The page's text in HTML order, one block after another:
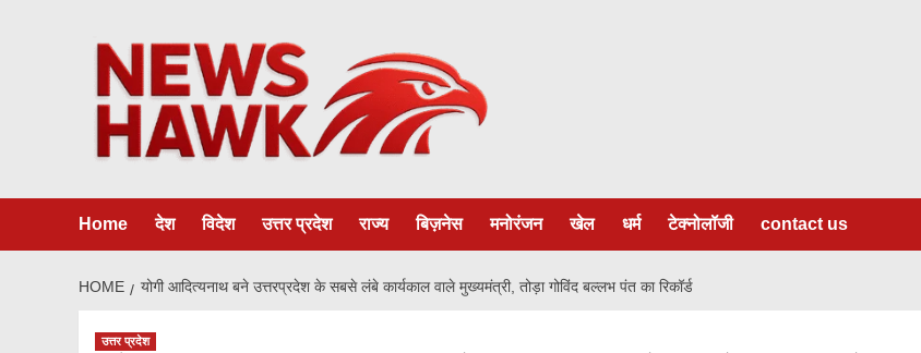
Home देश विदेश उत्तर प्रदेश राज्य बिज़नेस मनोरंजन खेल धर्म टेक्नोलॉजी contact us
HOME योगी आदित्यनाथ बने उत्तरप्रदेश के सबसे लंबे कार्यकाल वाले मुख्यमंत्री, तोड़ा गोविंद बल्लभ पंत का रिकॉर्ड
उत्तर प्रदेश